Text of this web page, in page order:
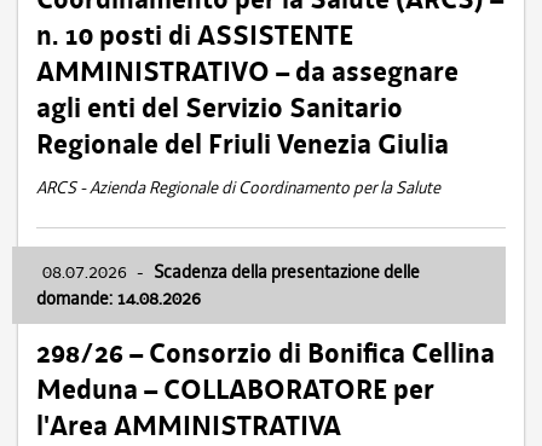
n. 10 posti di ASSISTENTE
AMMINISTRATIVO – da assegnare
agli enti del Servizio Sanitario
Regionale del Friuli Venezia Giulia
ARCS - Azienda Regionale di Coordinamento per la Salute
08.07.2026 - Scadenza della presentazione delle
domande: 14.08.2026
298/26 – Consorzio di Bonifica Cellina
Meduna – COLLABORATORE per
l'Area AMMINISTRATIVA